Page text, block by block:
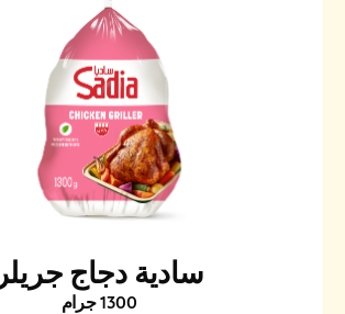
سادية دجاج جريلر
1300 جرام